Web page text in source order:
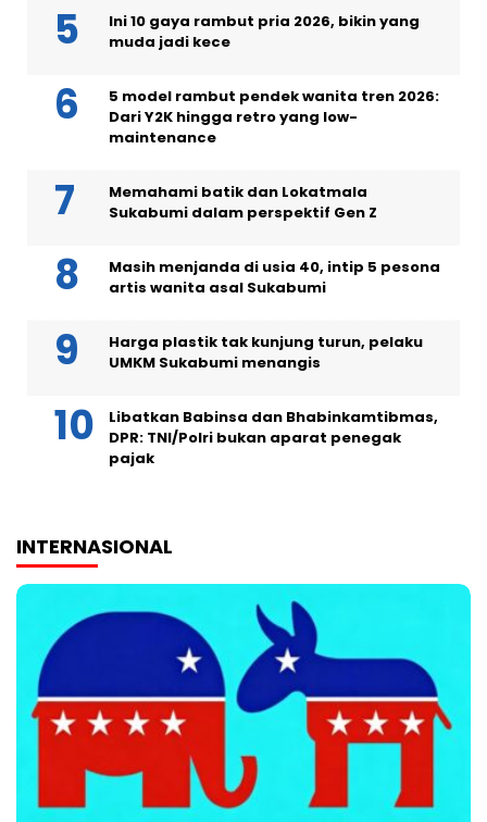
Ini 10 gaya rambut pria 2026, bikin yang
muda jadi kece
5 model rambut pendek wanita tren 2026:
Dari Y2K hingga retro yang low-
maintenance
Memahami batik dan Lokatmala
Sukabumi dalam perspektif Gen Z
Masih menjanda di usia 40, intip 5 pesona
artis wanita asal Sukabumi
Harga plastik tak kunjung turun, pelaku
UMKM Sukabumi menangis
Libatkan Babinsa dan Bhabinkamtibmas,
DPR: TNI/Polri bukan aparat penegak
pajak
INTERNASIONAL